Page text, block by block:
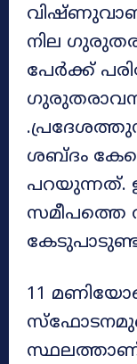
വിഷ്ണുവാണ്
നില
പേർക്ക്
ശബ്ദം
പറയുന്നത്.
സമീപത്തെ
11
സ്ഥലത്താണ്